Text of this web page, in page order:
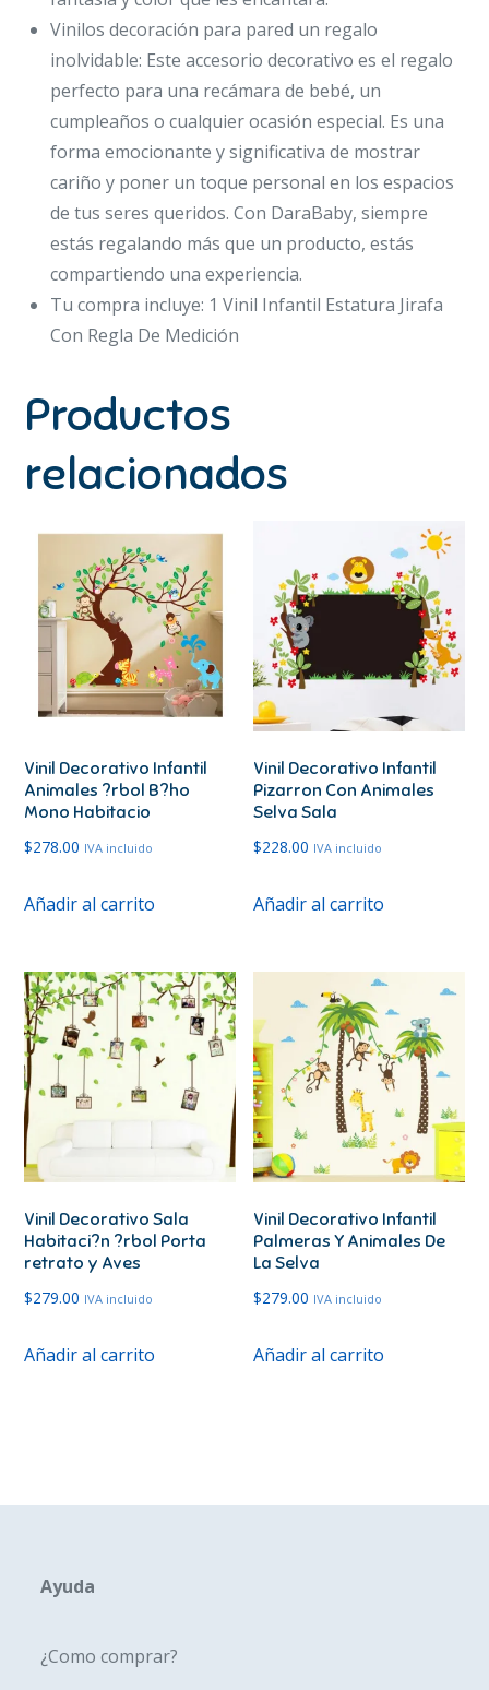
Vinilos decoración para pared un regalo
inolvidable: Este accesorio decorativo es el regalo
perfecto para una recámara de bebé, un
cumpleaños o cualquier ocasión especial. Es una
forma emocionante y significativa de mostrar
cariño y poner un toque personal en los espacios
de tus seres queridos. Con DaraBaby, siempre
estás regalando más que un producto, estás
compartiendo una experiencia.
Tu compra incluye: 1 Vinil Infantil Estatura Jirafa
Con Regla De Medición
Productos
relacionados
Vinil Decorativo Infantil
Animales ?rbol B?ho
Mono Habitacio
$278.00 IVA incluido
Añadir al carrito
Vinil Decorativo Infantil
Pizarron Con Animales
Selva Sala
$228.00 IVA incluido
Añadir al carrito
Vinil Decorativo Sala
Habitaci?n ?rbol Porta
retrato y Aves
$279.00 IVA incluido
Añadir al carrito
Vinil Decorativo Infantil
Palmeras Y Animales De
La Selva
$279.00 IVA incluido
Añadir al carrito
Ayuda
¿Como comprar?